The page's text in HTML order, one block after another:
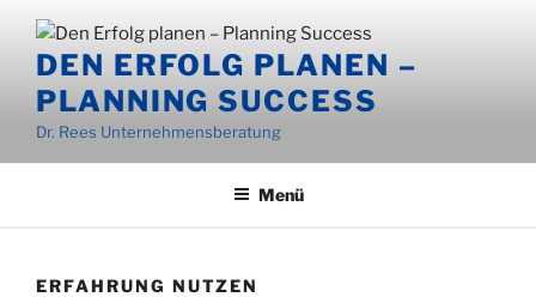
Inhalt
springenDEN ERFOLG PLANEN –
PLANNING SUCCESS
Dr. Rees Unternehmensberatung
Menü
ERFAHRUNG NUTZEN